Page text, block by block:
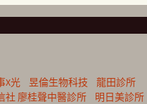
X光 昱倫生物科技
龍田診所
社 廖桂聲中醫診所
明日美診所